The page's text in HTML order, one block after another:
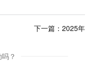
下一篇： 2025年
？